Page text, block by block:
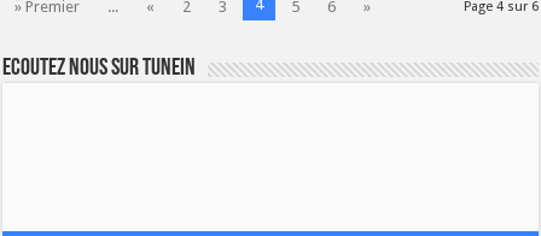
Page 4 sur 6
» Premier ... « 2 3 4 5 6 »
Ecoutez nous sur TuneIn